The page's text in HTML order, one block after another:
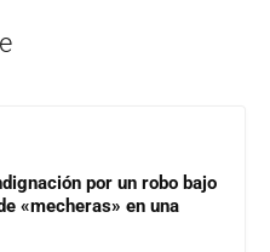
por un robo bajo
«mecheras» en una